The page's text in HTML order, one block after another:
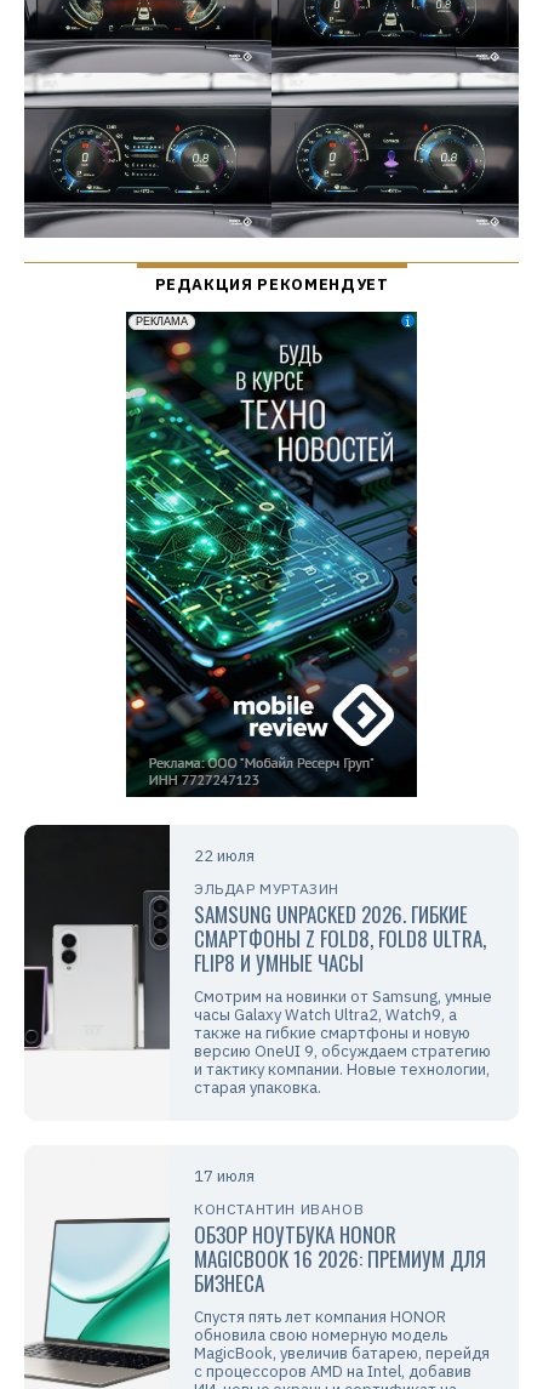
22 июля
ЭЛЬДАР МУРТАЗИН
SAMSUNG UNPACKED 2026. ГИБКИЕ
СМАРТФОНЫ Z FOLD8, FOLD8 ULTRA,
FLIP8 И УМНЫЕ ЧАСЫ
Смотрим на новинки от Samsung, умные
часы Galaxy Watch Ultra2, Watch9, а
также на гибкие смартфоны и новую
версию OneUI 9, обсуждаем стратегию
и тактику компании. Новые технологии,
старая упаковка.
17 июля
КОНСТАНТИН ИВАНОВ
ОБЗОР НОУТБУКА HONOR
MAGICBOOK 16 2026: ПРЕМИУМ ДЛЯ
БИЗНЕСА
Спустя пять лет компания HONOR
обновила свою номерную модель
MagicBook, увеличив батарею, перейдя
с процессоров AMD на Intel, добавив